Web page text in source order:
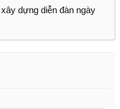
dựng diễn đàn ngày